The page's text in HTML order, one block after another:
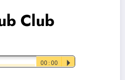
Club
00:00 P